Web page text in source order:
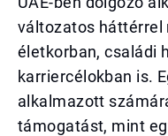
változatos háttérrel
életkorban, családi
karriercélokban is.
alkalmazott
támogatást, mint